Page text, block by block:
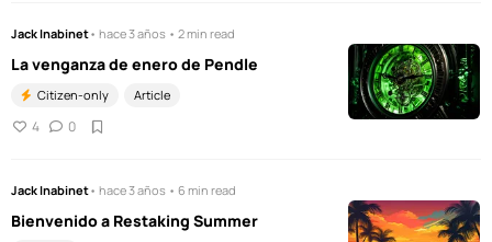
Jack Inabinet• hace 3 años • 2 min read
La venganza de enero de Pendle
Citizen-only Article
4 0
Jack Inabinet• hace 3 años • 6 min read
Bienvenido a Restaking Summer